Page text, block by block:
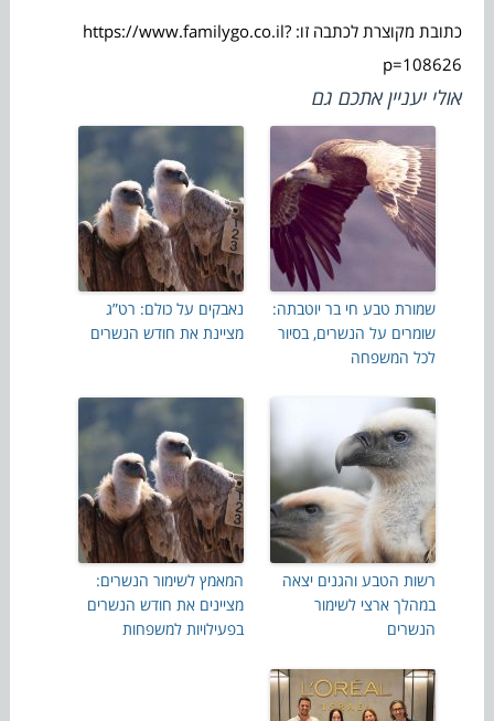
כתובת מקוצרת לכתבה זו: https://www.familygo.co.il?
p=108626
אולי יעניין אתכם גם
שמורת טבע חי בר יוטבתה:
שומרים על הנשרים, בסיור
לכל המשפחה
נאבקים על כולם: רט”ג
מציינת את חודש הנשרים
רשות הטבע והגנים יצאה
במהלך ארצי לשימור
הנשרים
המאמץ לשימור הנשרים:
מציינים את חודש הנשרים
בפעילויות למשפחות